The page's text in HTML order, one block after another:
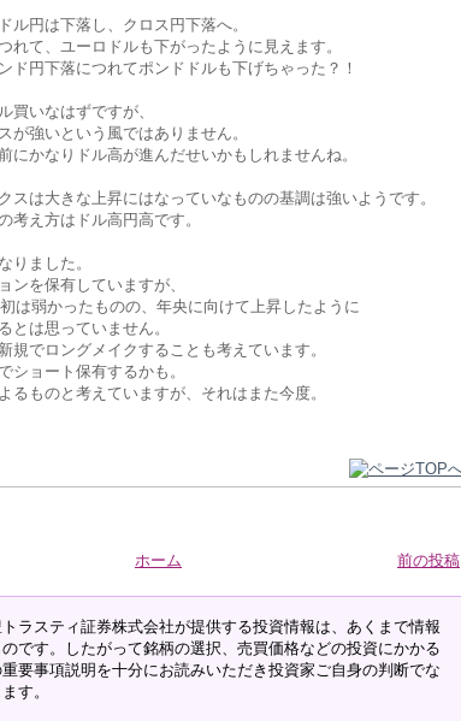
ル円は下落し、クロス円下落へ。
れて、ユーロドルも下がったように見えます。
ド円下落につれてポンドドルも下げちゃった？！
買いなはずですが、
が強いという風ではありません。
にかなりドル高が進んだせいかもしれませんね。
スは大きな上昇にはなっていなものの基調は強いようです。
考え方はドル高円高です。
りました。
ンを保有していますが、
は弱かったものの、年央に向けて上昇したように
とは思っていません。
規でロングメイクすることも考えています。
ショート保有するかも。
るものと考えていますが、それはまた今度。
前の投稿
ホーム
ラスティ証券株式会社が提供する投資情報は、あくまで情報
です。したがって銘柄の選択、売買価格などの投資にかかる
要事項説明を十分にお読みいただき投資家ご自身の判断でな
す。